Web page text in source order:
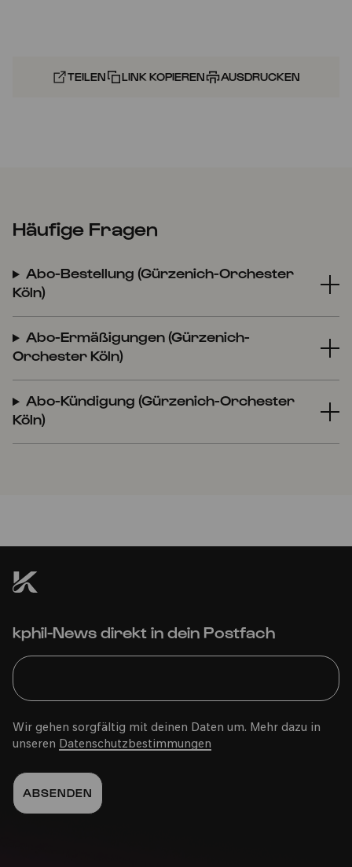
TEILEN LINK KOPIEREN AUSDRUCKEN
Häufige Fragen
Abo-Bestellung (Gürzenich-Orchester
Köln)
Abo-Ermäßigungen (Gürzenich-
Orchester Köln)
Abo-Kündigung (Gürzenich-Orchester
Köln)
kphil-News direkt in dein Postfach
Wir gehen sorgfältig mit deinen Daten um. Mehr dazu in
unseren Datenschutzbestimmungen